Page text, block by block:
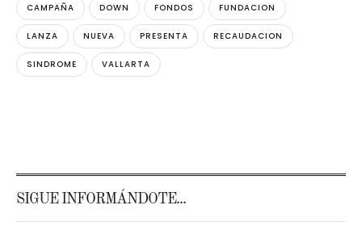
CAMPAÑA DOWN FONDOS FUNDACION
LANZA NUEVA PRESENTA RECAUDACION
SINDROME VALLARTA
SIGUE INFORMÁNDOTE...